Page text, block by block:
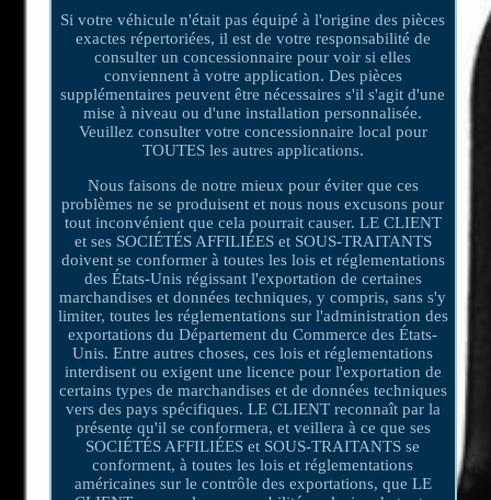
Si votre véhicule n'était pas équipé à l'origine des pièces
exactes répertoriées, il est de votre responsabilité de
consulter un concessionnaire pour voir si elles
conviennent à votre application. Des pièces
supplémentaires peuvent être nécessaires s'il s'agit d'une
mise à niveau ou d'une installation personnalisée.
Veuillez consulter votre concessionnaire local pour
TOUTES les autres applications.
Nous faisons de notre mieux pour éviter que ces
problèmes ne se produisent et nous nous excusons pour
tout inconvénient que cela pourrait causer. LE CLIENT
et ses SOCIÉTÉS AFFILIÉES et SOUS-TRAITANTS
doivent se conformer à toutes les lois et réglementations
des États-Unis régissant l'exportation de certaines
marchandises et données techniques, y compris, sans s'y
limiter, toutes les réglementations sur l'administration des
exportations du Département du Commerce des États-
Unis. Entre autres choses, ces lois et réglementations
interdisent ou exigent une licence pour l'exportation de
certains types de marchandises et de données techniques
vers des pays spécifiques. LE CLIENT reconnaît par la
présente qu'il se conformera, et veillera à ce que ses
SOCIÉTÉS AFFILIÉES et SOUS-TRAITANTS se
conforment, à toutes les lois et réglementations
américaines sur le contrôle des exportations, que LE